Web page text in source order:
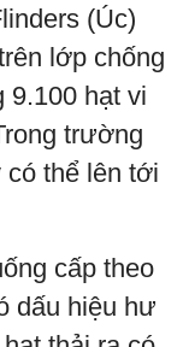
(Úc)
lớp chống
9.100 hạt vi
trường
có thể lên tới
cấp theo
dấu hiệu hư